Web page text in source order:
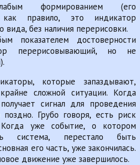
формированием (его
как правило, это индикатор
вида, без наличия перерисовки.
показателем достоверности
перерисовывающий, но не
которые запаздывают,
сложной ситуации. Когда
сигнал для проведения
поздно. Грубо говоря, есть риск
Когда уже событие, о котором
система, перестало быть
его часть, уже закончилась.
движение уже завершилось.